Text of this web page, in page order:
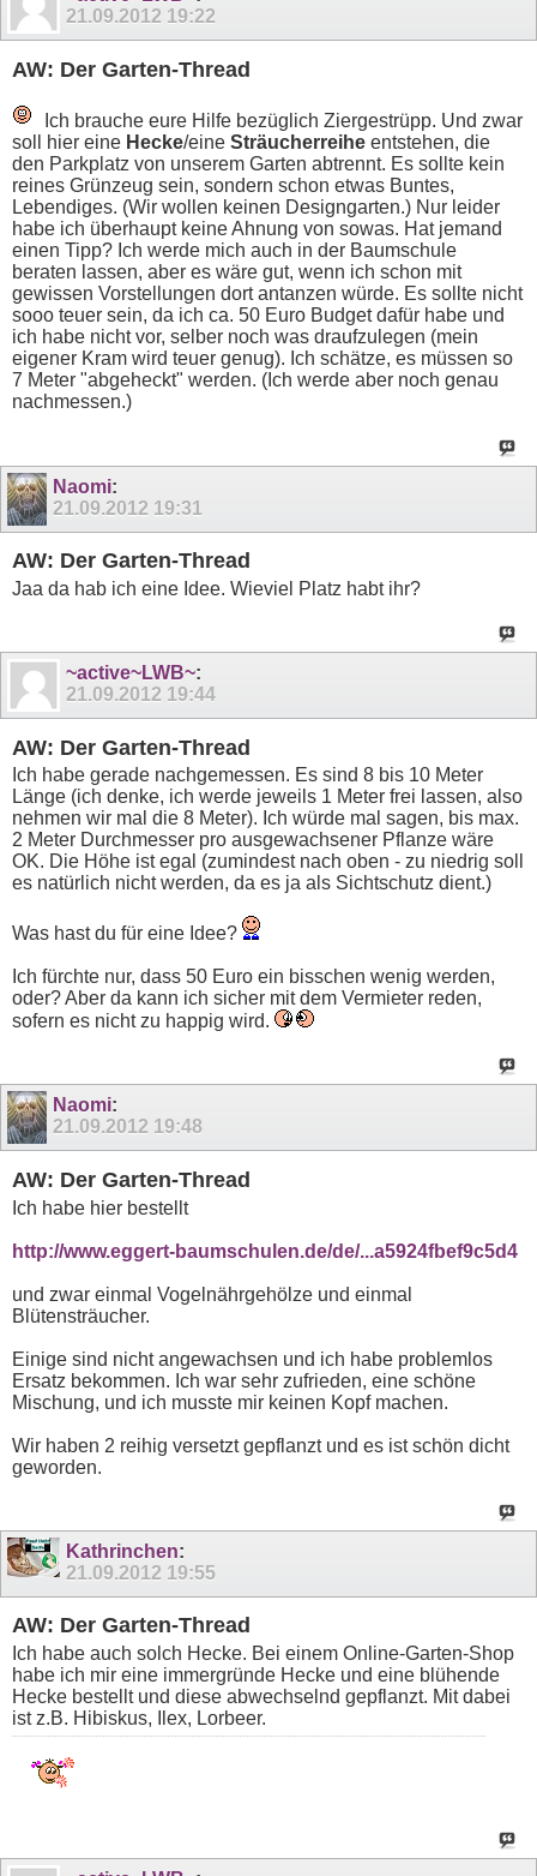
21.09.2012 19:22
AW: Der Garten-Thread
Ich brauche eure Hilfe bezüglich Ziergestrüpp. Und zwar
soll hier eine Hecke/eine Sträucherreihe entstehen, die
den Parkplatz von unserem Garten abtrennt. Es sollte kein
reines Grünzeug sein, sondern schon etwas Buntes,
Lebendiges. (Wir wollen keinen Designgarten.) Nur leider
habe ich überhaupt keine Ahnung von sowas. Hat jemand
einen Tipp? Ich werde mich auch in der Baumschule
beraten lassen, aber es wäre gut, wenn ich schon mit
gewissen Vorstellungen dort antanzen würde. Es sollte nicht
sooo teuer sein, da ich ca. 50 Euro Budget dafür habe und
ich habe nicht vor, selber noch was draufzulegen (mein
eigener Kram wird teuer genug). Ich schätze, es müssen so
7 Meter "abgeheckt" werden. (Ich werde aber noch genau
nachmessen.)
Naomi:
21.09.2012 19:31
AW: Der Garten-Thread
Jaa da hab ich eine Idee. Wieviel Platz habt ihr?
~active~LWB~:
21.09.2012 19:44
AW: Der Garten-Thread
Ich habe gerade nachgemessen. Es sind 8 bis 10 Meter
Länge (ich denke, ich werde jeweils 1 Meter frei lassen, also
nehmen wir mal die 8 Meter). Ich würde mal sagen, bis max.
2 Meter Durchmesser pro ausgewachsener Pflanze wäre
OK. Die Höhe ist egal (zumindest nach oben - zu niedrig soll
es natürlich nicht werden, da es ja als Sichtschutz dient.)
Was hast du für eine Idee?
Ich fürchte nur, dass 50 Euro ein bisschen wenig werden,
oder? Aber da kann ich sicher mit dem Vermieter reden,
sofern es nicht zu happig wird.
Naomi:
21.09.2012 19:48
AW: Der Garten-Thread
Ich habe hier bestellt
http://www.eggert-baumschulen.de/de/...a5924fbef9c5d4
und zwar einmal Vogelnährgehölze und einmal
Blütensträucher.
Einige sind nicht angewachsen und ich habe problemlos
Ersatz bekommen. Ich war sehr zufrieden, eine schöne
Mischung, und ich musste mir keinen Kopf machen.
Wir haben 2 reihig versetzt gepflanzt und es ist schön dicht
geworden.
Kathrinchen:
21.09.2012 19:55
AW: Der Garten-Thread
Ich habe auch solch Hecke. Bei einem Online-Garten-Shop
habe ich mir eine immergründe Hecke und eine blühende
Hecke bestellt und diese abwechselnd gepflanzt. Mit dabei
ist z.B. Hibiskus, Ilex, Lorbeer.